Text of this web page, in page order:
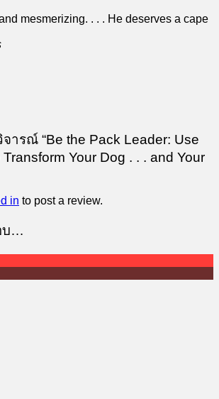
mesmerizing. . . . He deserves a cape
ารณ์ “Be the Pack Leader: Use
Transform Your Dog . . . and Your
in to post a review.
บ…